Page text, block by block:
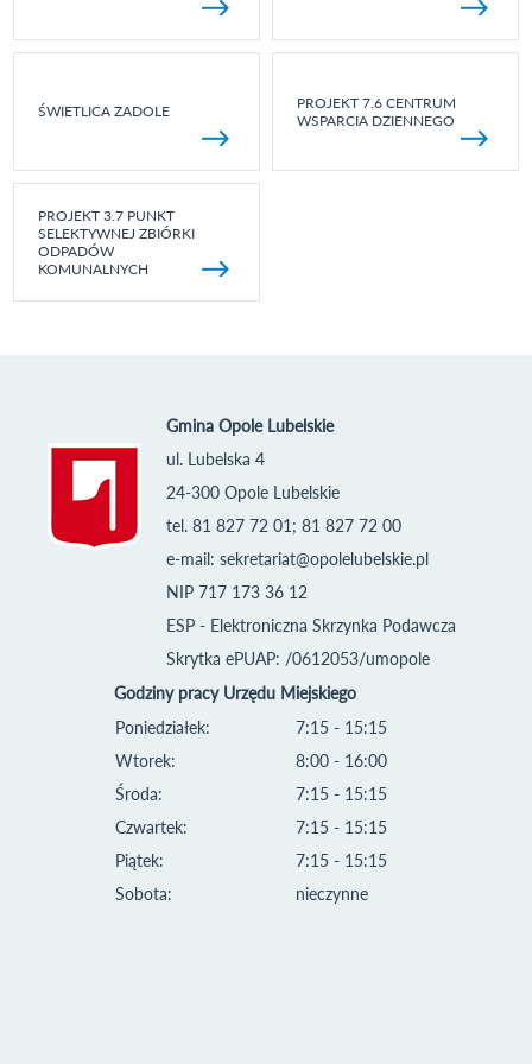
ŚWIETLICA ZADOLE
PROJEKT 7.6 CENTRUM
WSPARCIA DZIENNEGO
PROJEKT 3.7 PUNKT
SELEKTYWNEJ ZBIÓRKI
ODPADÓW
KOMUNALNYCH
Gmina Opole Lubelskie
ul. Lubelska 4
24-300 Opole Lubelskie
tel. 81 827 72 01; 81 827 72 00
e-mail: sekretariat@opolelubelskie.pl
NIP 717 173 36 12
ESP - Elektroniczna Skrzynka Podawcza
Skrytka ePUAP: /0612053/umopole
Godziny pracy Urzędu Miejskiego
Poniedziałek:
Wtorek:
Środa:
Czwartek:
Piątek:
Sobota:
7:15 - 15:15
8:00 - 16:00
7:15 - 15:15
7:15 - 15:15
7:15 - 15:15
nieczynne